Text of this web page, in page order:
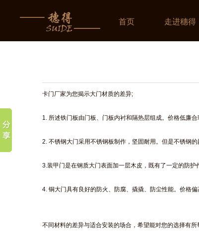
首页 走进穗得
卡门厂家为您揭示大门材质的差异;
1. 所述铁门板由门板、门板内衬和隔热层组成。价格低廉
2. 不锈钢大门采用不锈钢板制作，坚固耐用。但是不锈钢
3.装甲门是在钢质大门表面加一层木皮，既有了一定的防
4. 铜大门具有良好的防火、防腐、撬撬、防尘性能。价格偏
不同材料的差异与适合安装的场合，希望能对您的选择有所